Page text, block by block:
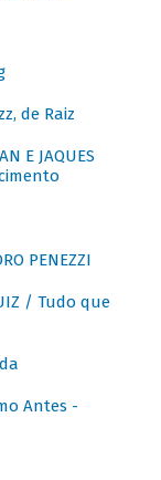
de Raiz
E JAQUES
PENEZZI
/ Tudo que
Antes -